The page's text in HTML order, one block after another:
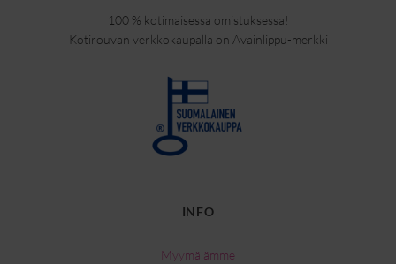
100 % kotimaisessa omistuksessa!
Kotirouvan verkkokaupalla on Avainlippu-merkki
INFO
Myymälämme